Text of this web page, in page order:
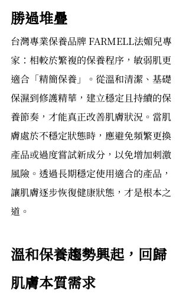
勝過堆疊
台灣專業保養品牌 FARMELL法媚兒專
家：相較於繁複的保養程序，敏弱肌更
適合「精簡保養」。從溫和清潔、基礎
保濕到修護精華，建立穩定且持續的保
養節奏，才能真正改善肌膚狀況。當肌
膚處於不穩定狀態時，應避免頻繁更換
產品或過度嘗試新成分，以免增加刺激
風險。透過長期穩定使用適合的產品，
讓肌膚逐步恢復健康狀態，才是根本之
道。
溫和保養趨勢興起，回歸
肌膚本質需求